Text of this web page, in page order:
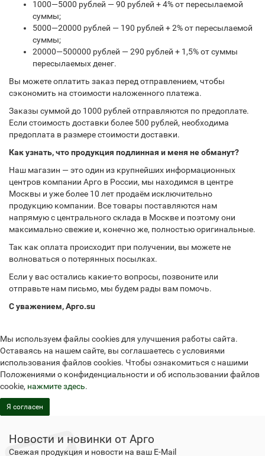
1000—5000 рублей — 90 рублей + 4% от пересылаемой
суммы;
5000—20000 рублей — 190 рублей + 2% от пересылаемой
суммы;
20000—500000 рублей — 290 рублей + 1,5% от суммы
пересылаемых денег.
Вы можете оплатить заказ перед отправлением, чтобы
сэкономить на стоимости наложенного платежа.
Заказы суммой до 1000 рублей отправляются по предоплате.
Если стоимость доставки более 500 рублей, необходима
предоплата в размере стоимости доставки.
Как узнать, что продукция подлинная и меня не обманут?
Наш магазин — это один из крупнейших информационных
центров компании Арго в России, мы находимся в центре
Москвы и уже более 10 лет продаём исключительно
продукцию компании. Все товары поставляются нам
напрямую с центрального склада в Москве и поэтому они
максимально свежие и, конечно же, полностью оригинальные.
Так как оплата происходит при получении, вы можете не
волноваться о потерянных посылках.
Если у вас остались какие-то вопросы, позвоните или
отправьте нам письмо, мы будем рады вам помочь.
С уважением, Арго.su
Мы используем файлы cookies для улучшения работы сайта.
Оставаясь на нашем сайте, вы соглашаетесь с условиями
использования файлов cookies. Чтобы ознакомиться с нашими
Положениями о конфиденциальности и об использовании файлов
cookie, нажмите здесь.
Я согласен
Новости и новинки от Арго
Свежая продукция и новости на ваш E-Mail